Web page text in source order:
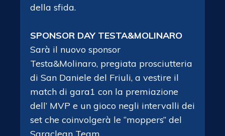
della sfida.
SPONSOR DAY TESTA&MOLINARO
Sarà il nuovo sponsor
Testa&Molinaro, pregiata prosciutteria
di San Daniele del Friuli, a vestire il
match di gara1 con la premiazione
dell’ MVP e un gioco negli intervalli dei
set che coinvolgerà le “moppers” del